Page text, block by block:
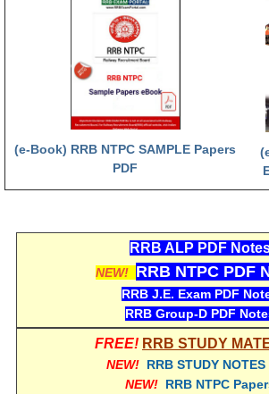
RRB एनटीपीसी - NTPC
RRB लोको पायलट - ALP
मनोवैज्ञानिक परीक्षण - PSYCHO
(e-Book) RRB NTPC SAMPLE Papers
PDF
RRB ALP PDF
NEW! RRB NTPC PDF
RRB J.E. Exam PDF
RRB Group-D PDF
FREE! RRB STUDY
NEW! RRB STUDY NOTES
NEW! RRB NTPC